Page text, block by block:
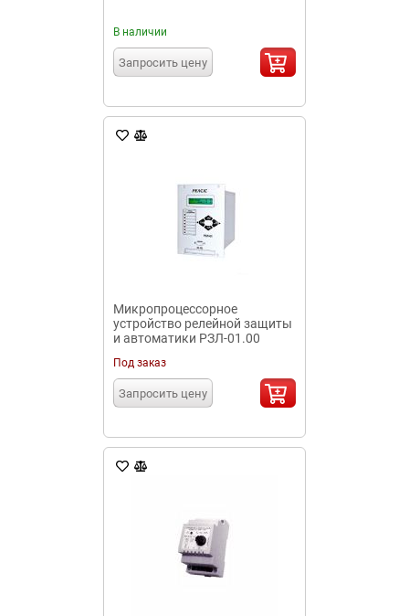
В наличии
Запросить цену
Микропроцессорное
устройство релейной защиты
и автоматики РЗЛ-01.00
Под заказ
Запросить цену